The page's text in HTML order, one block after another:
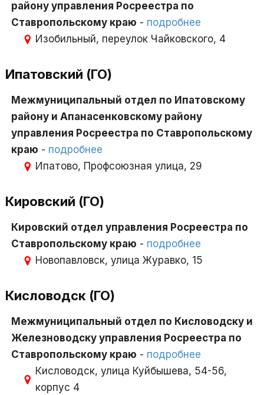
району управления Росреестра по
Ставропольскому краю - подробнее
Изобильный, переулок Чайковского, 4
Ипатовский (ГО)
Межмуниципальный отдел по Ипатовскому
району и Апанасенковскому району
управления Росреестра по Ставропольскому
краю - подробнее
Ипатово, Профсоюзная улица, 29
Кировский (ГО)
Кировский отдел управления Росреестра по
Ставропольскому краю - подробнее
Новопавловск, улица Журавко, 15
Кисловодск (ГО)
Межмуниципальный отдел по Кисловодску и
Железноводску управления Росреестра по
Ставропольскому краю - подробнее
Кисловодск, улица Куйбышева, 54-56,
корпус 4